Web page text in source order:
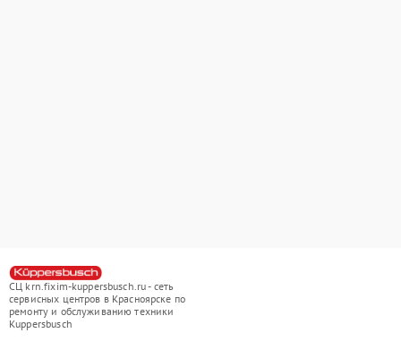
СЦ krn.fixim-kuppersbusch.ru - сеть
сервисных центров в Красноярске по
ремонту и обслуживанию техники
Kuppersbusch